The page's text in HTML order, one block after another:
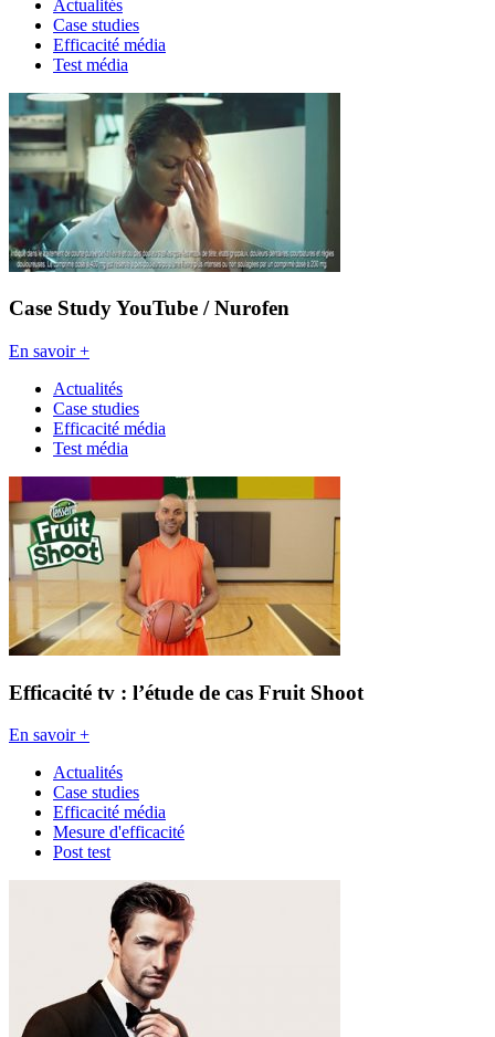
Actualités
Case studies
Efficacité média
Test média
Case Study YouTube / Nurofen
En savoir +
Actualités
Case studies
Efficacité média
Test média
Efficacité tv : l’étude de cas Fruit Shoot
En savoir +
Actualités
Case studies
Efficacité média
Mesure d'efficacité
Post test